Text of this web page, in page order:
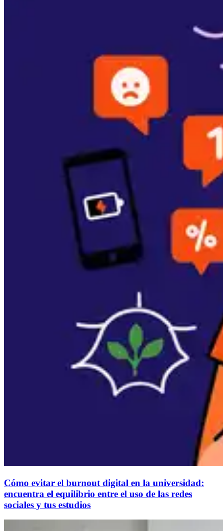
Cómo evitar el burnout digital en la universidad:
encuentra el equilibrio entre el uso de las redes
sociales y tus estudios